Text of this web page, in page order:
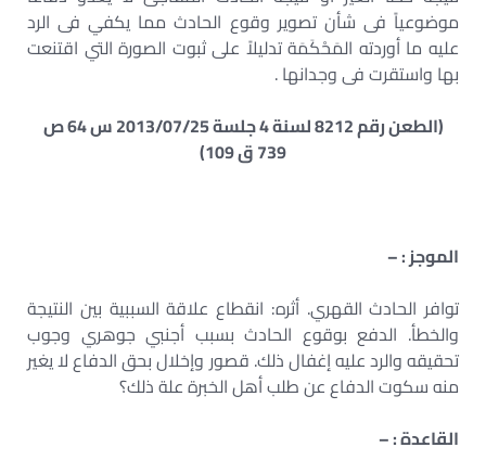
موضوعياً فى شأن تصوير وقوع الحادث مما يكفي فى الرد
عليه ما أوردته المَحْكَمَة تدليلاً على ثبوت الصورة التي اقتنعت
بها واستقرت فى وجدانها .
(الطعن رقم 8212 لسنة 4 جلسة 2013/07/25 س 64 ص
739 ق 109)
الموجز : –
توافر الحادث القهري. أثره: انقطاع علاقة السببية بين النتيجة
والخطأ. الدفع بوقوع الحادث بسبب أجنبي جوهري وجوب
تحقيقه والرد عليه إغفال ذلك. قصور وإخلال بحق الدفاع لا يغير
منه سكوت الدفاع عن طلب أهل الخبرة علة ذلك؟
القاعدة : –